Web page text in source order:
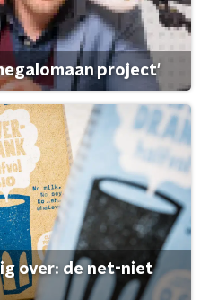
project'
over: de net-niet